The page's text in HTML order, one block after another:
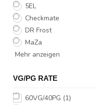
5EL
Checkmate
DR Frost
MaZa
Mehr anzeigen
VG/PG RATE
60VG/40PG (1)